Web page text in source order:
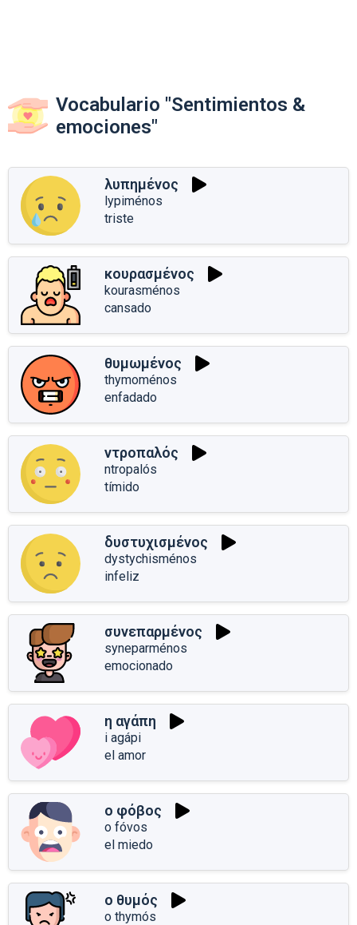
Vocabulario "Sentimientos &
emociones"
λυπημένος
lypiménos
triste
κουρασμένος
kourasménos
cansado
θυμωμένος
thymoménos
enfadado
ντροπαλός
ntropalós
tímido
δυστυχισμένος
dystychisménos
infeliz
συνεπαρμένος
syneparménos
emocionado
η αγάπη
i agápi
el amor
ο φόβος
o fóvos
el miedo
ο θυμός
o thymós